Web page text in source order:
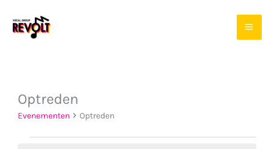
naar
Optreden
Evenementen Optreden